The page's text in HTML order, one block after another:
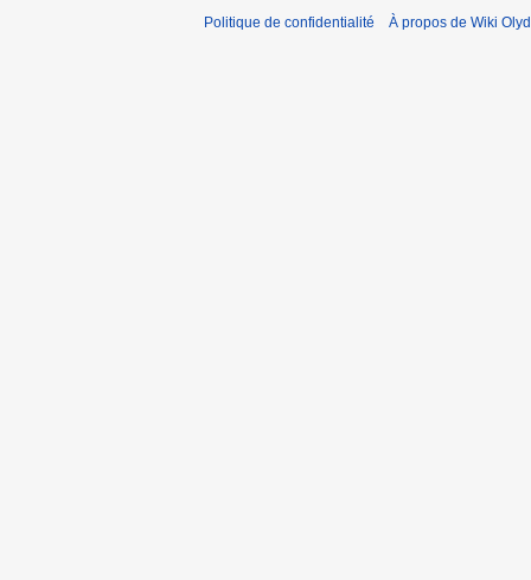
Politique de confidentialité À propos de Wiki